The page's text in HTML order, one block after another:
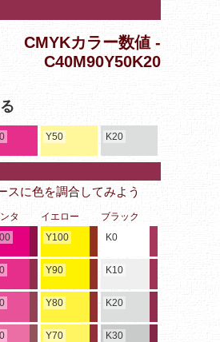
CMYKカラー数値 -
C40M90Y50K20
Y50 K20
スに色を調合してみよう
タ
イエロー
Y100
Y90
Y80
Y70
ブラック
K0
K10
K20
K30